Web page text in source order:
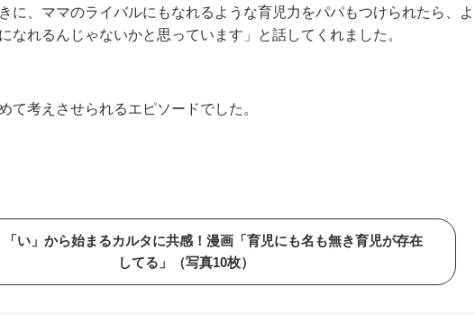
に、ママのライバルにもなれるような育児力をパパもつけられたら、よ
なれるんじゃないかと思っています」と話してくれました。
て考えさせられるエピソードでした。
「い」から始まるカルタに共感！漫画「育児にも名も無き育児が存在
してる」（写真10枚）